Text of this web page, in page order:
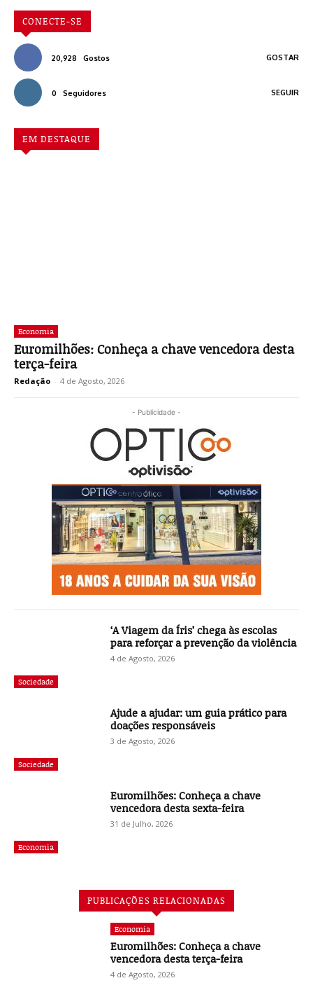
CONECTE-SE
20,928 Gostos GOSTAR
0 Seguidores SEGUIR
EM DESTAQUE
Economia
Euromilhões: Conheça a chave vencedora desta
terça-feira
Redação - 4 de Agosto, 2026
- Publicidade -
Sociedade
‘A Viagem da Íris’ chega às escolas
para reforçar a prevenção da violência
4 de Agosto, 2026
Sociedade
Ajude a ajudar: um guia prático para
doações responsáveis
3 de Agosto, 2026
Economia
Euromilhões: Conheça a chave
vencedora desta sexta-feira
31 de Julho, 2026
PUBLICAÇÕES RELACIONADAS
Economia
Euromilhões: Conheça a chave
vencedora desta terça-feira
4 de Agosto, 2026